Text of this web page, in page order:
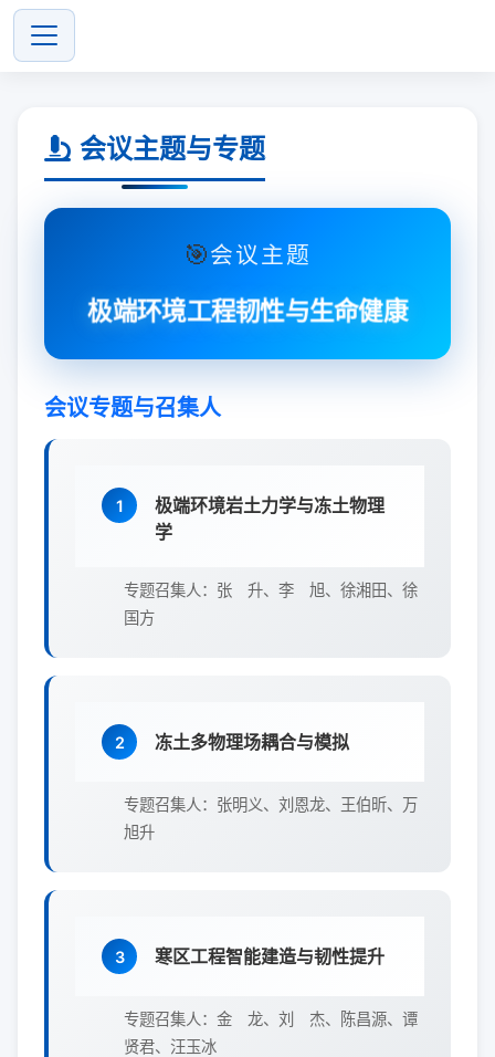
会议主题与专题
🎯会议主题
极端环境工程韧性与生命健康
会议专题与召集人
1
极端环境岩土力学与冻土物理
学
专题召集人：张 升、李 旭、徐湘田、徐
国方
2 冻土多物理场耦合与模拟
专题召集人：张明义、刘恩龙、王伯昕、万
旭升
3 寒区工程智能建造与韧性提升
专题召集人：金 龙、刘 杰、陈昌源、谭
贤君、汪玉冰